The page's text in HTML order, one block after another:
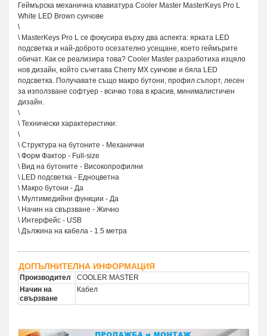
Геймърска механична клавиатура Cooler Master MasterKeys Pro L
White LED Brown суичове
\
\ MasterKeys Pro L се фокусира върху два аспекта: ярката LED
подсветка и най-доброто осезателно усещане, което геймърите
обичат. Как се реализира това? Cooler Master разработиха изцяло
нов дизайн, който съчетава Cherry MX суичове и бяла LED
подсветка. Получавате също макро бутони, профил съпорт, лесен
за използване софтуер - всичко това в красив, минималистичен
дизайн.
\
\ Технически характеристики:
\
\ Структура на бутоните - Механични
\ Форм Фактор - Full-size
\ Вид на бутоните - Високопрофилни
\ LED подсветка - Едноцветна
\ Макро бутони - Да
\ Мултимедийни функции - Да
\ Начин на свързване - Жично
\ Интерфейс - USB
\ Дължина на кабела - 1.5 метра
ДОПЪЛНИТЕЛНА ИНФОРМАЦИЯ
Производител
COOLER MASTER
Начин на
свързване
Кабел